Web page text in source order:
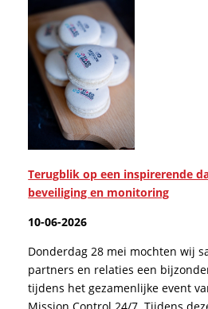
Terugblik op een inspirerende
beveiliging en monitoring
10-06-2026
Donderdag 28 mei mochten wij
partners en relaties een
tijdens het gezamenlijke event